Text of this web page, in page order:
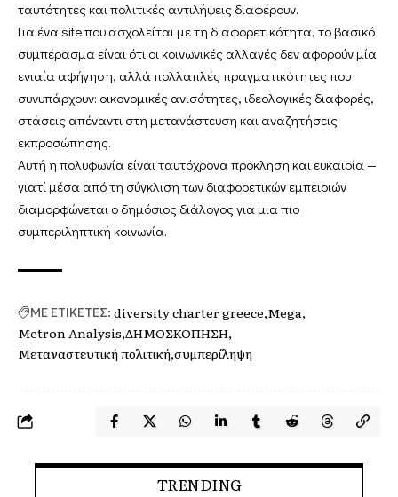
ταυτότητες και πολιτικές αντιλήψεις διαφέρουν.
Για ένα site που ασχολείται με τη διαφορετικότητα, το βασικό
συμπέρασμα είναι ότι οι κοινωνικές αλλαγές δεν αφορούν μία
ενιαία αφήγηση, αλλά πολλαπλές πραγματικότητες που
συνυπάρχουν: οικονομικές ανισότητες, ιδεολογικές διαφορές,
στάσεις απέναντι στη μετανάστευση και αναζητήσεις
εκπροσώπησης.
Αυτή η πολυφωνία είναι ταυτόχρονα πρόκληση και ευκαιρία —
γιατί μέσα από τη σύγκλιση των διαφορετικών εμπειριών
διαμορφώνεται ο δημόσιος διάλογος για μια πιο
συμπεριληπτική κοινωνία.
ΜΕ ΕΤΙΚΕΤΕΣ: diversity charter greece Mega
Metron Analysis ΔΗΜΟΣΚΟΠΗΣΗ
Μεταναστευτική πολιτική συμπερίληψη
TRENDING